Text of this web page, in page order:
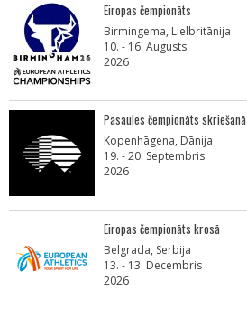
Eiropas čempionāts
Birmingema, Lielbritānija
10. - 16. Augusts
2026
Pasaules čempionāts skriešanā
Kopenhāgena, Dānija
19. - 20. Septembris
2026
Eiropas čempionāts krosā
Belgrada, Serbija
13. - 13. Decembris
2026